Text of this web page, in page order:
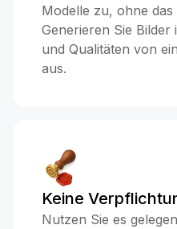
Modelle zu, ohne
Generieren Sie Bilder
und Qualitäten von
aus.
Keine
Nutzen Sie es